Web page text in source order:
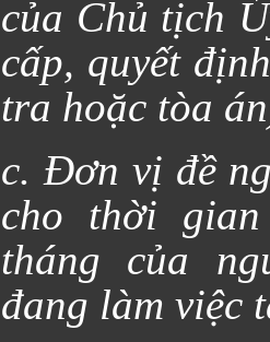
của Chủ tịch
cấp, quyết
tra hoặc tòa
c. Đơn vị đề
cho thời
tháng của
đang làm việc